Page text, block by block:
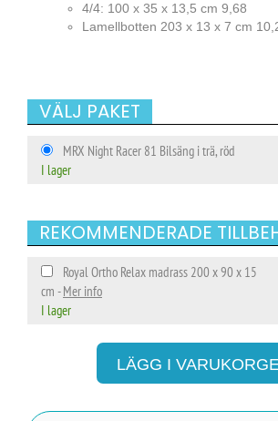
4/4: 100 x 35 x 13,5 cm 9,68
Lamellbotten 203 x 13 x 7 cm
VÄLJ PAKET
MRX Night Racer 81 Bilsäng i trä, röd
I lager
REKOMMENDERADE
Royal Ortho Relax madrass 200 x 90 x 15
cm -Mer info
I lager